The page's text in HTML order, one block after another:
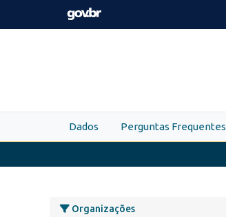
Skip to main content
Dados Perguntas Frequentes
Organizações